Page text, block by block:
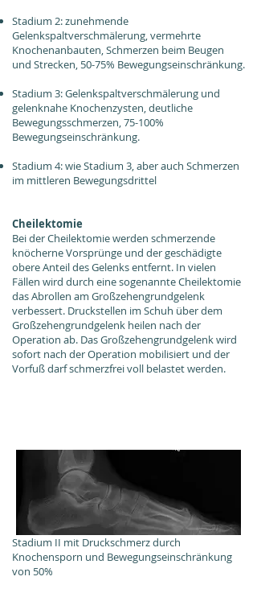
Stadium 2: zunehmende
Gelenkspaltverschmälerung, vermehrte
Knochenanbauten, Schmerzen beim Beugen
und Strecken, 50-75% Bewegungseinschränkung.
Stadium 3: Gelenkspaltverschmälerung und
gelenknahe Knochenzysten, deutliche
Bewegungsschmerzen, 75-100%
Bewegungseinschränkung.
Stadium 4: wie Stadium 3, aber auch Schmerzen
im mittleren Bewegungsdrittel
Cheilektomie
Bei der Cheilektomie werden schmerzende
knöcherne Vorsprünge und der geschädigte
obere Anteil des Gelenks entfernt. In vielen
Fällen wird durch eine sogenannte Cheilektomie
das Abrollen am Großzehengrundgelenk
verbessert. Druckstellen im Schuh über dem
Großzehengrundgelenk heilen nach der
Operation ab. Das Großzehengrundgelenk wird
sofort nach der Operation mobilisiert und der
Vorfuß darf schmerzfrei voll belastet werden.
Stadium II mit Druckschmerz durch
Knochensporn und Bewegungseinschränkung
von 50%